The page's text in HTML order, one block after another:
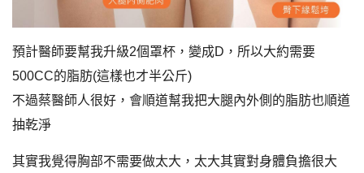
預計醫師要幫我升級2個罩杯，變成D，所以大約需要
500CC的脂肪(這樣也才半公斤)
不過蔡醫師人很好，會順道幫我把大腿內外側的脂肪也順道
抽乾淨
其實我覺得胸部不需要做太大，太大其實對身體負擔很大